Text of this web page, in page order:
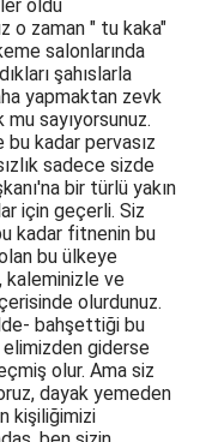
oldu
o zaman " tu kaka"
salonlarında
şahıslarla
yapmaktan zevk
mu sayıyorsunuz.
bu kadar pervasız
sadece sizde
bir türlü yakın
için geçerli. Siz
kadar fitnenin bu
bu ülkeye
kaleminizle ve
olurdunuz.
bahşettiği bu
giderse
olur. Ama siz
dayak yemeden
kişiliğimizi